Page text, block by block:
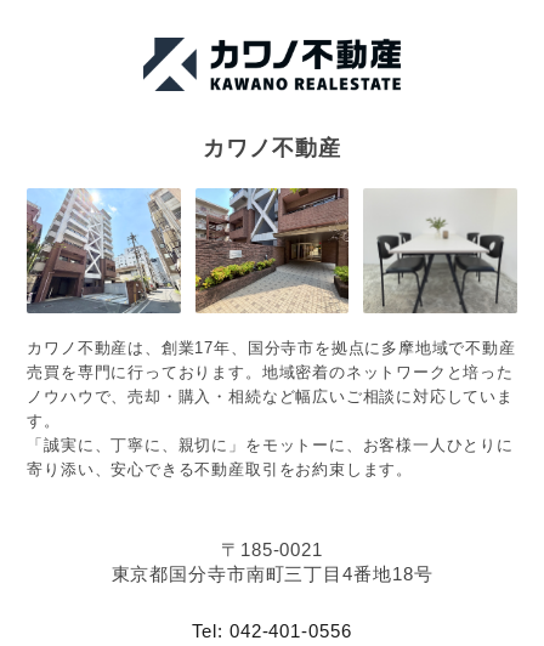
カワノ不動産
カワノ不動産は、創業17年、国分寺市を拠点に多摩地域で不動産
売買を専門に行っております。地域密着のネットワークと培った
ノウハウで、売却・購入・相続など幅広いご相談に対応していま
す。
「誠実に、丁寧に、親切に」をモットーに、お客様一人ひとりに
寄り添い、安心できる不動産取引をお約束します。
〒185-0021
東京都国分寺市南町三丁目4番地18号
Tel: 042-401-0556